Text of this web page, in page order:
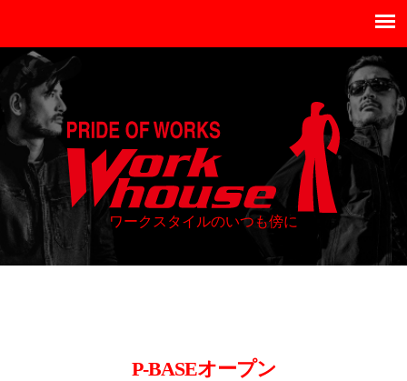
ワークスタイルのいつも傍に
P-BASEオープン